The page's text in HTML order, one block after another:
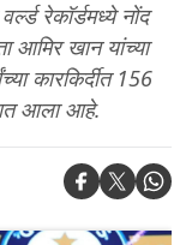
रेकॉर्डमध्ये नोंद
आमिर खान यांच्या
कारकिर्दीत 156
आला आहे.